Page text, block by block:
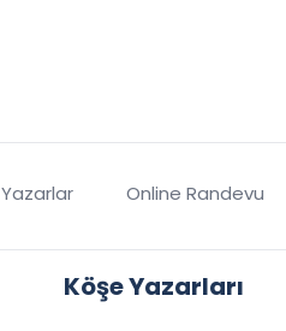
Yazarlar Online Randevu
Köşe Yazarları